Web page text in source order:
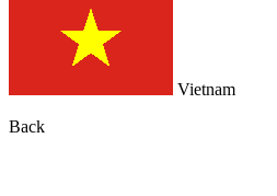
Vietnam
Back